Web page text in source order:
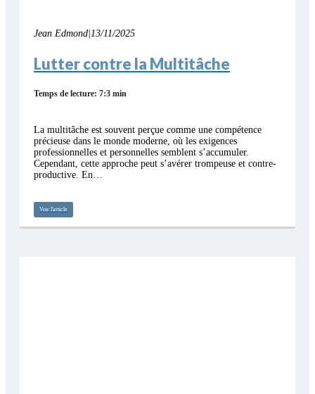
Jean Edmond 13/11/2025
Lutter contre la Multitâche
Temps de lecture: 7:3 min
La multitâche est souvent perçue comme une compétence
précieuse dans le monde moderne, où les exigences
professionnelles et personnelles semblent s’accumuler.
Cependant, cette approche peut s’avérer trompeuse et contre-
productive. En…
Voir l'article